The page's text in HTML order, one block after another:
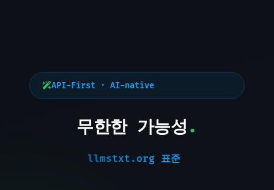
API-First · AI-native
무한한 가능성 .
llmstxt.org 표준